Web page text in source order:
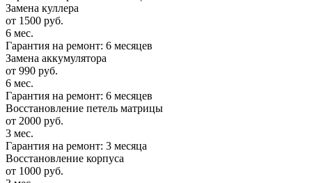
Замена куллера
от 1500 руб.
6 мес.
Гарантия на ремонт: 6 месяцев
Замена аккумулятора
от 990 руб.
6 мес.
Гарантия на ремонт: 6 месяцев
Восстановление петель матрицы
от 2000 руб.
3 мес.
Гарантия на ремонт: 3 месяца
Восстановление корпуса
от 1000 руб.